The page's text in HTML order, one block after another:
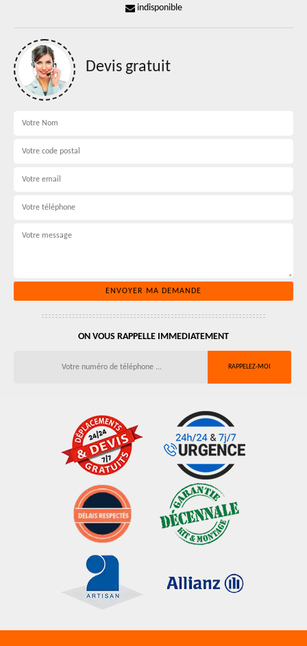
indisponible
Devis gratuit
ON VOUS RAPPELLE IMMEDIATEMENT